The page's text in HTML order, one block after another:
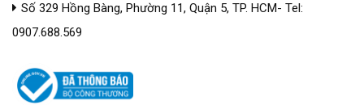
Số 329 Hồng Bàng, Phường 11, Quận 5, TP. HCM- Tel:
0907.688.569